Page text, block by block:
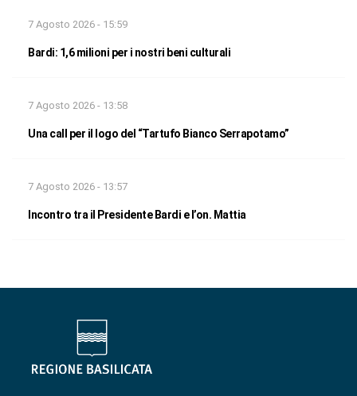
7 Agosto 2026 - 15:59
Bardi: 1,6 milioni per i nostri beni culturali
7 Agosto 2026 - 13:58
Una call per il logo del “Tartufo Bianco Serrapotamo”
7 Agosto 2026 - 13:57
Incontro tra il Presidente Bardi e l’on. Mattia